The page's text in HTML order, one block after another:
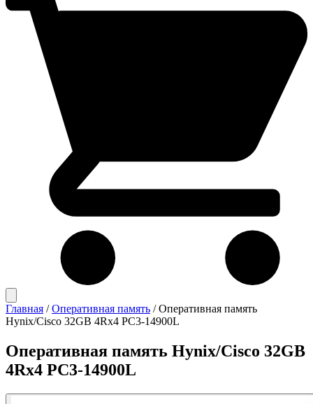
Главная / Оперативная память / Оперативная память
Hynix/Cisco 32GB 4Rx4 PC3-14900L
Оперативная память Hynix/Cisco 32GB
4Rx4 PC3-14900L